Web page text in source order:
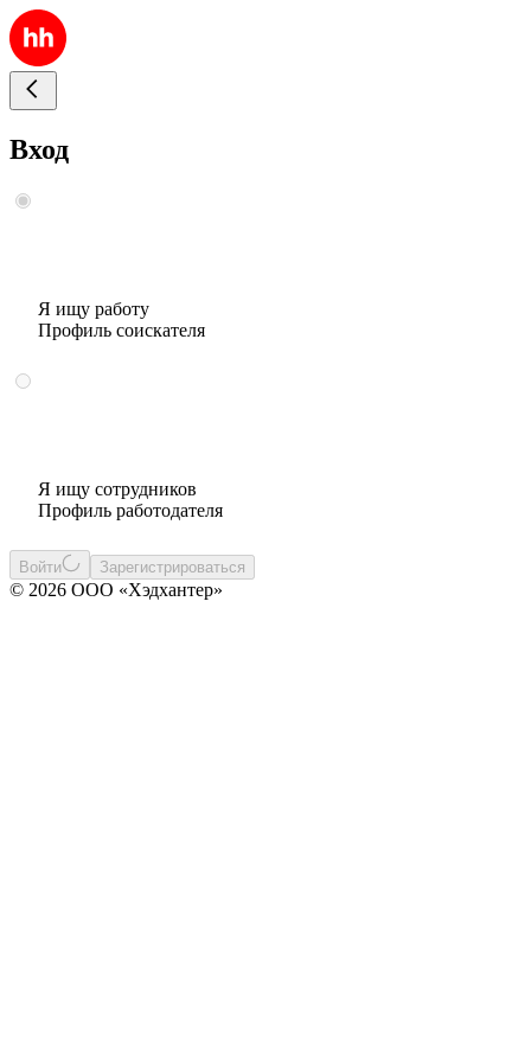
Вход
Я ищу работу
Профиль соискателя
Я ищу сотрудников
Профиль работодателя
Войти Зарегистрироваться
© 2026 ООО «Хэдхантер»